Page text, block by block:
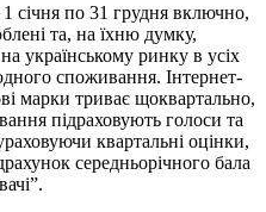
січня по 31 грудня включно,
та, на їхню думку,
українському ринку в усіх
споживання. Інтернет-
марки триває щоквартально,
підраховують голоси та
квартальні оцінки,
середньорічного бала